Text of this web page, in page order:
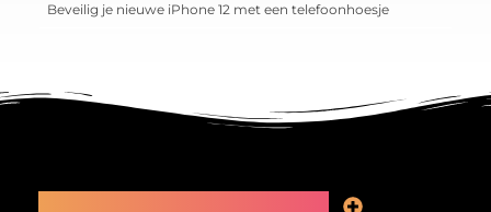
Beveilig je nieuwe iPhone 12 met een telefoonhoesje